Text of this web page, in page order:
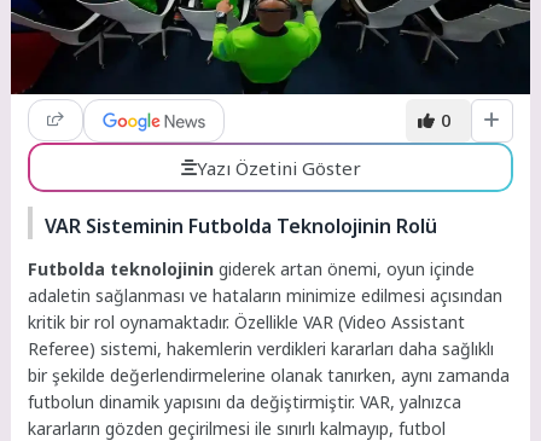
0
Yazı Özetini Göster
VAR Sisteminin Futbolda Teknolojinin Rolü
Futbolda teknolojinin giderek artan önemi, oyun içinde
adaletin sağlanması ve hataların minimize edilmesi açısından
kritik bir rol oynamaktadır. Özellikle VAR (Video Assistant
Referee) sistemi, hakemlerin verdikleri kararları daha sağlıklı
bir şekilde değerlendirmelerine olanak tanırken, aynı zamanda
futbolun dinamik yapısını da değiştirmiştir. VAR, yalnızca
kararların gözden geçirilmesi ile sınırlı kalmayıp, futbol